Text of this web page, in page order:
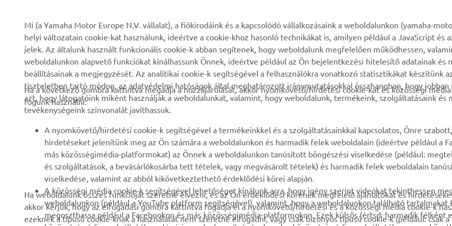
Rólunk
Hírek és Promóciók
Sajtó
Munka a Yamahánál
Legyen kereskedő
Emberi jogi szabályzat
Fenntarthatósági
alapirányelv
Bejelentés elküldése
eBike rendszerek
Hatóságok
Gyors beavatkozók
Motoros iskola
Robotics
Partnerségek
Műszaki információk
független szervizeknek
Yamalube Safety Data
Sheets
Yamaha Music
Yamaha Racing
Yamaha Motor Global
Alkatrész katalógus
Karbantartásra vonatkozó
foglalás
Márkakereskedő kereső
Akkumulátorok
kezeléséről
Mi (a Yamaha Motor Europe N.V. vállalat), a fiókirodáink és a kapcsolódó vállalkozásaink a weboldalunkon (yamaha-
helyi változatain cookie-kat használunk, ideértve a cookie-khoz hasonló technikákat is, amilyen például a JavaScript és
jelek. Az általunk használt funkcionális cookie-k abban segítenek, hogy weboldalunk megfelelően működhessen,
weboldalunkon alapvető funkciókat kínálhassunk Önnek, ideértve például az Ön bejelentkezési hitelesítő adatainak és
beállításainak a megjegyzését. Az analitikai cookie-k segítségével a felhasználókra vonatkozó statisztikákat készítünk
tiszteletben tartó módon, az adatvédelmi hatóságok által meghatározott iránymutatásokkal összhangban, hogy jobban
azt, hogy látogatóink miként használják a weboldalunkat, valamint, hogy weboldalunk, termékeink, szolgáltatásaink és
tevékenységeink színvonalát javíthassuk.
Ha a következő gombra kattintva megadja a hozzájárulását, akkor nyomkövető/hirdetési cookie-kat és közösségi
fogunk használni:
A nyomkövető/hirdetési cookie-k segítségével a termékeinkkel és a szolgáltatásainkkal kapcsolatos, Önre
hirdetéseket jelenítünk meg az Ön számára a weboldalunkon és harmadik felek weboldalain (ideértve például a
más közösségimédia-platformokat) az Önnek a weboldalunkon tanúsított böngészési viselkedése (például:
és szolgáltatások, a bevásárlókosárba tett tételek, vagy megvásárolt tételek) és harmadik felek weboldalain
viselkedése, valamint az abból kikövetkeztethető érdeklődési körei alapján.
A közösségi média cookie-k segítségével lehetőséget kínálunk arra, hogy igény szerint videókat tekinthessen
weboldalunkon (például a YouTube platform segítségével), valamint, hogy a weboldalunkon található tartalmakat
megoszthassa például a Facebookon és más közösségimédia-platformokon. Ezek külsős (értsd: harmadik félként
Ha weboldalunk összes funkcióját szeretné élvezni, és az Ön érdeklődési körének megfelelő ajánlatokat és
akkor kérjük, hogy az elfogadási gombra kattintva fogadja el a nyomkövető/hirdetési és a közösségi média cookie-k
ezeknek a típusú cookie-knak a használatát nem szeretné elfogadni, vagy csak bizonyos típusú cookie-k (például: csak